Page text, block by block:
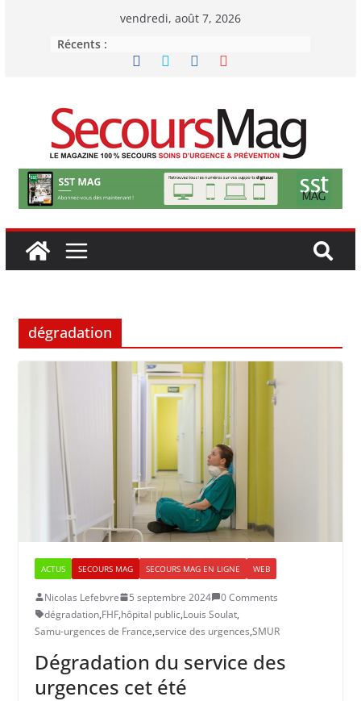
vendredi, août 7, 2026
Récents :
dégradation
ACTUS SECOURS MAG SECOURS MAG EN LIGNE WEB
Nicolas Lefebvre 5 septembre 2024
0 Comments
dégradation,FHF,hôpital public,Louis Soulat,
Samu-urgences de France,service des urgences,SMUR
Dégradation du service des
urgences cet été